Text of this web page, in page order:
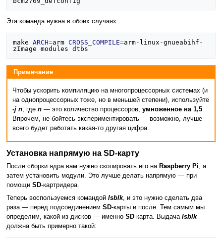
Эта команда нужна в обоих случаях:
make ARCH=arm CROSS_COMPILE=arm-linux-gnueabihf-
Примечание
Чтобы ускорить компиляцию на многопроцессорных системах (и
на однопроцессорных тоже, но в меньшей степени), используйте
-j n, где n— это количество процессоров, умноженное на 1,5.
Впрочем, не бойтесь экспериментировать — возможно, лучше
всего будет работать какая-то другая цифра.
Установка напрямую на SD-карту
После сборки ядра вам нужно скопировать его на Raspberry Pi, а
затем установить модули. Это лучше делать напрямую — при
помощи SD-картридера.
Теперь воспользуемся командой lsblk, и это нужно сделать два
раза — перед подсоединением SD-карты и после. Тем самым мы
определим, какой из дисков — именно SD-карта. Выдача lsblk
должна быть примерно такой: